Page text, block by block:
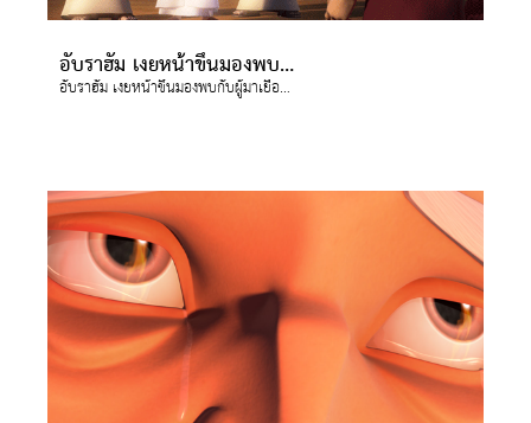
อับราฮัม เงยหน้าขึ้นมองพบกับผู้มาเยือน 3 ท่าน
อับราฮัม เงยหน้าขึ้นมองพบกับผู้มาเยือน 3 ท่าน